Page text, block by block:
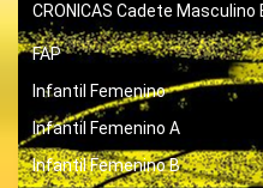
CRONICAS Cadete Masculino
FAP
Infantil Femenino
Infantil Femenino A
Infantil Femenino B